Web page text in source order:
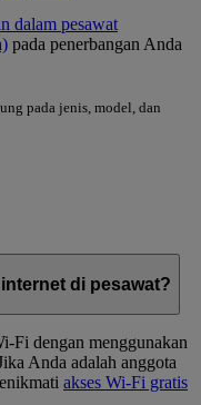
dalam pesawat
pada penerbangan Anda
pada jenis, model, dan
di pesawat?
Fi dengan menggunakan
Anda adalah anggota
akses Wi-Fi gratis